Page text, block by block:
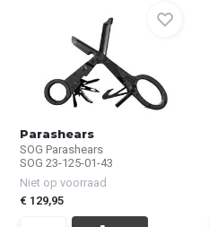
Parashears
SOG Parashears
SOG 23-125-01-43
Niet op voorraad
€ 129,95